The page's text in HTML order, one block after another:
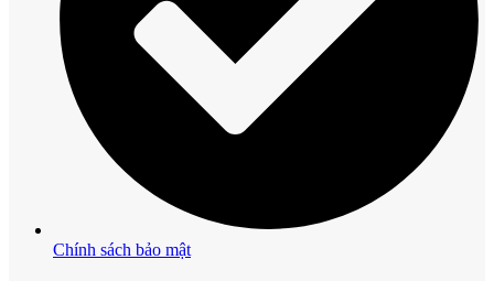
Chính sách bảo mật